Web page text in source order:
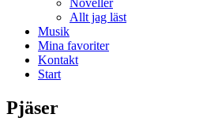
Noveller
Allt jag läst
Musik
Mina favoriter
Kontakt
Start
Pjäser